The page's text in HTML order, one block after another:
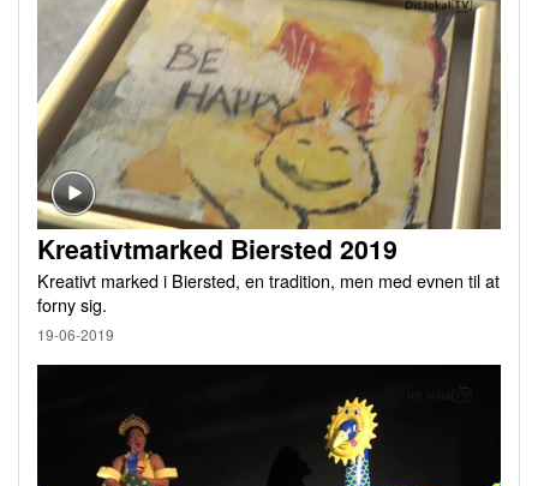
Kreativtmarked Biersted 2019
Kreativt marked i Biersted, en tradition, men med evnen til at
forny sig.
19-06-2019